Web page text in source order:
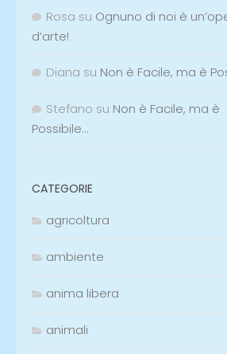
Rosa su Ognuno di noi è
d’arte!
Diana su Non è Facile, ma è
Stefano su Non è Facile, ma è
Possibile…
CATEGORIE
agricoltura
ambiente
anima libera
animali